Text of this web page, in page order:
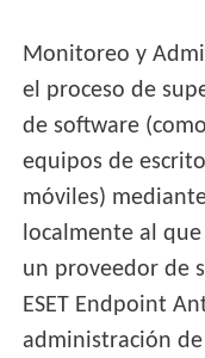
Monitoreo y
el proceso de
de software
equipos de
móviles)
localmente al
un proveedor de
ESET Endpoint
administración